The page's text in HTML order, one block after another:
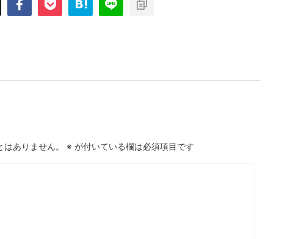
ありません。 ※ が付いている欄は必須項目です